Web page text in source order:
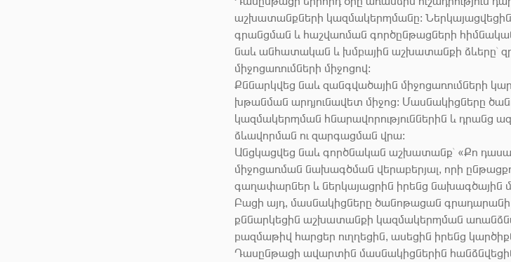
աշխատանքների կազմակերպմանը։
գրանցման և հաշվառման գործընթացների
նաև անհատական և խմբային աշխատանքի ձևերը՝
միջոցառումների միջոցով։
Քննարկվեց նաև զանգվածային միջոցառումների
խթանման արդյունավետ միջոց։ Մասնակիցները
կազմակերպման հնարավորություններին և դրանց
ձևավորման ու զարգացման վրա։
Անցկացվեց նաև գործնական աշխատանք՝ «Քո
միջոցառման նախագծման վերաբերյալ, որի
գաղափարներ և ներկայացրին իրենց նախագծային
Բացի այդ, մասնակիցները ծանոթացան
քննարկեցին աշխատանքի կազմակերպման
բազմաթիվ հարցեր ուղղեցին, ասեցին իրենց
Դասընթացի ավարտին մասնակիցներին